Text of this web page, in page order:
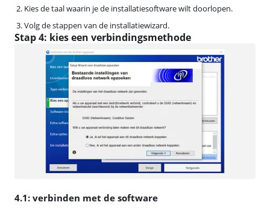
Kies de taal waarin je de installatiesoftware wilt doorlopen.
Volg de stappen van de installatiewizard.
Stap 4: kies een verbindingsmethode
4.1: verbinden met de software